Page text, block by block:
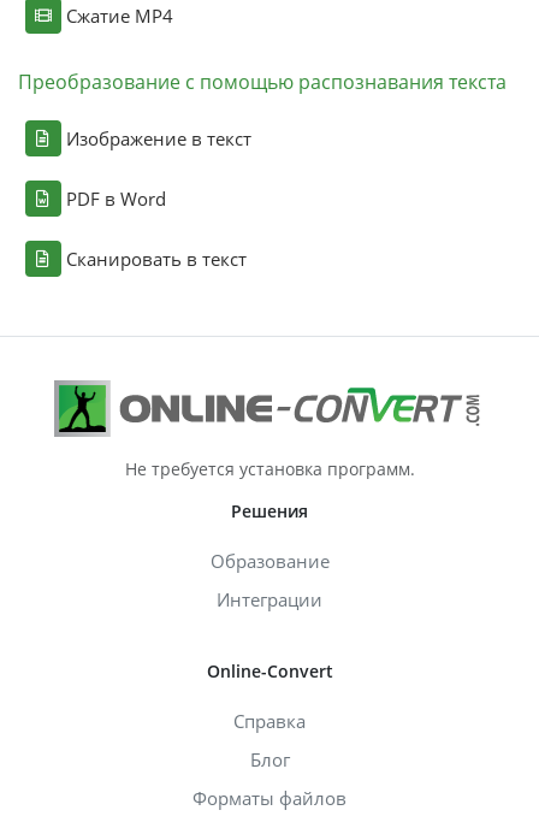
Сжатие MP4
Преобразование с помощью распознавания текста
Изображение в текст
PDF в Word
Сканировать в текст
Не требуется установка программ.
Решения
Образование
Интеграции
Online-Convert
Справка
Блог
Форматы файлов